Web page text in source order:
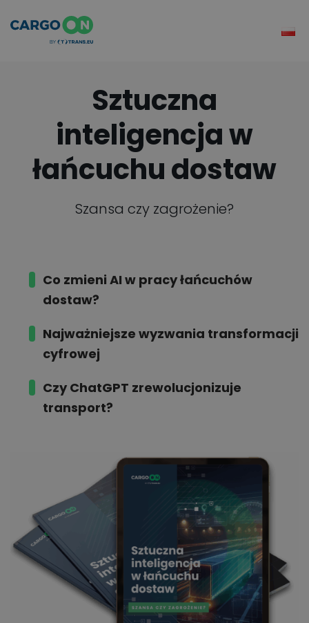
Sztuczna
inteligencja w
łańcuchu dostaw
Szansa czy zagrożenie?
Co zmieni AI w pracy łańcuchów
dostaw?
Najważniejsze wyzwania transformacji
cyfrowej
Czy ChatGPT zrewolucjonizuje
transport?